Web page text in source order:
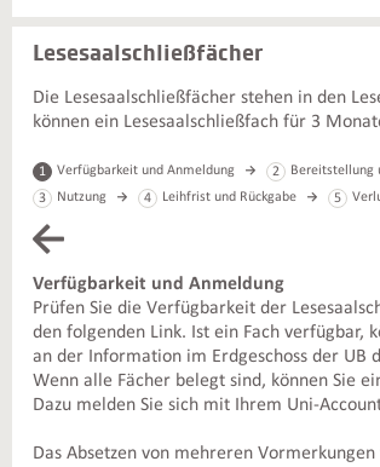
Lesesaalschließfächer
Die Lesesaalschließfächer stehen in den
können ein Lesesaalschließfach für 3
1 Verfügbarkeit und Anmeldung 2
Bereitstellung
3
Nutzung 4 Leihfrist und Rückgabe 5
Verfügbarkeit und Anmeldung
Prüfen Sie die Verfügbarkeit der
den folgenden Link. Ist ein Fach verfügbar,
an der Information im Erdgeschoss der UB
Wenn alle Fächer belegt sind, können Sie
Dazu melden Sie sich mit Ihrem Uni-
Das Absetzen von mehreren